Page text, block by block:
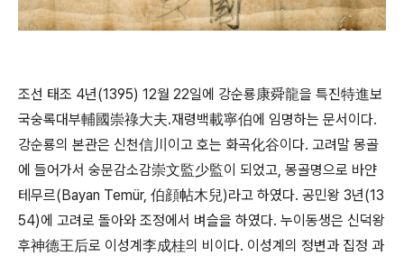
조선 태조 4년(1395) 12월 22일에 강순룡康舜龍을 특진特進보
국숭록대부輔國崇祿大夫․재령백載寧伯에 임명하는 문서이다.
강순룡의 본관은 신천信川이고 호는 화곡化谷이다. 고려말 몽골
에 들어가서 숭문감소감崇文監少監이 되었고, 몽골명으로 바얀
테무르(Bayan Temür, 伯顔帖木兒)라고 하였다. 공민왕 3년(13
54)에 고려로 돌아와 조정에서 벼슬을 하였다. 누이동생은 신덕왕
후神德王后로 이성계李成桂의 비이다. 이성계의 정변과 집정 과